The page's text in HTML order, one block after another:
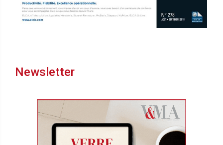
Newsletter